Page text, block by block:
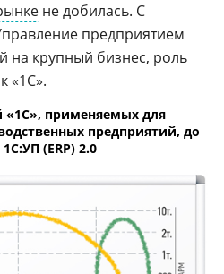
не добилась. С
предприятием
на крупный бизнес, роль
«1С».
применяемых для
предприятий, до
(ERP) 2.0